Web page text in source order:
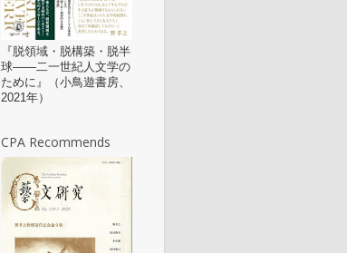
『脱領域・脱構築・脱半
球——二一世紀人文学の
ために』（小鳥遊書房、
2021年）
CPA Recommends